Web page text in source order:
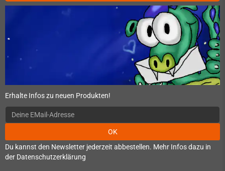
Erhalte Infos zu neuen Produkten!
OK
Du kannst den Newsletter jederzeit abbestellen. Mehr Infos dazu in
der Datenschutzerklärung